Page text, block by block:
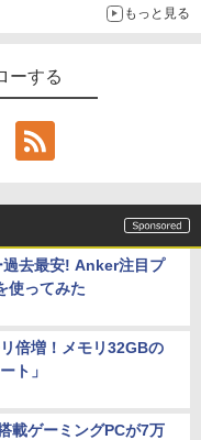
もっと見る
ーする
去最安! Anker注目プ
使ってみた
倍増！メモリ32GBの
ト」
載ゲーミングPCが7万